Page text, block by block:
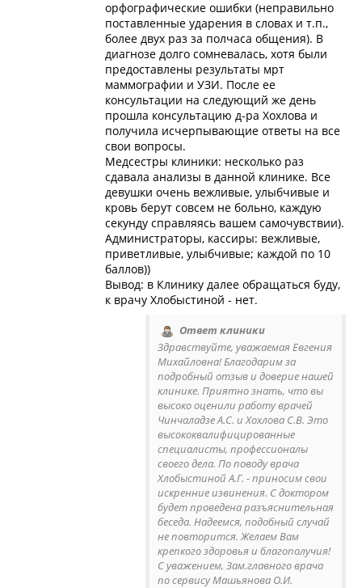
орфографические ошибки (неправильно
поставленные ударения в словах и т.п.,
более двух раз за полчаса общения). В
диагнозе долго сомневалась, хотя были
предоставлены результаты мрт
маммографии и УЗИ. После ее
консультации на следующий же день
прошла консультацию д-ра Хохлова и
получила исчерпывающие ответы на все
свои вопросы.
Медсестры клиники: несколько раз
сдавала анализы в данной клинике. Все
девушки очень вежливые, улыбчивые и
кровь берут совсем не больно, каждую
секунду справляясь вашем самочувствии).
Администраторы, кассиры: вежливые,
приветливые, улыбчивые; каждой по 10
баллов))
Вывод: в Клинику далее обращаться буду,
к врачу Хлобыстиной - нет.
Ответ клиники
Здравствуйте, уважаемая Евгения
Михайловна! Благодарим за
подробный отзыв и доверие нашей
клинике. Приятно знать, что вы
высоко оценили работу врачей
Чинчаладзе А.С. и Хохлова С.В. Это
высококвалифицированные
специалисты, профессионалы
своего дела. По поводу врача
Хлобыстиной А.Г. - приносим свои
искренние извинения. С доктором
будет проведена разъяснительная
беседа. Надеемся, подобный случай
не повторится. Желаем Вам
крепкого здоровья и благополучия!
С уважением, Зам.главного врача
по сервису Машьянова О.И.